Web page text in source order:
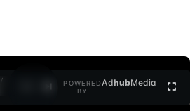
POWERED
BY
AdhubMedia